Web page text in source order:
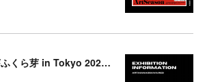
【展示情報】いい芽ふくら芽 in Tokyo 2024 @松坂屋上野